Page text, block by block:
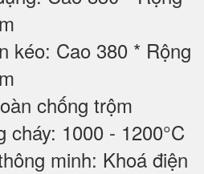
kéo: Cao 380 * Rộng
chống trộm
cháy: 1000 - 1200°C
minh: Khoá điện